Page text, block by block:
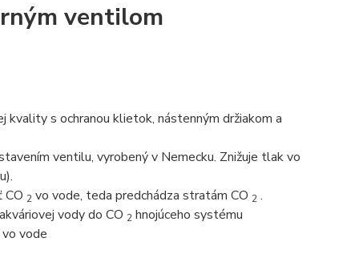
ventilom
kvality s ochranou klietok, nástenným držiakom a
ventilu, vyrobený v Nemecku. Znižuje tlak vo
CO 2 vo vode, teda predchádza stratám CO 2 .
vody do CO 2 hnojúceho systému
vo vode